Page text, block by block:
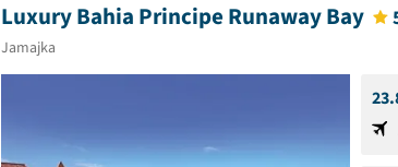
Luxury Bahia Principe Runaway Bay
Jamajka